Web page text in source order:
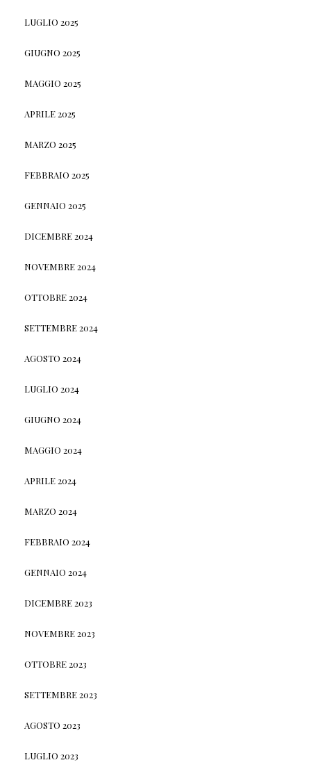
LUGLIO 2025
GIUGNO 2025
MAGGIO 2025
APRILE 2025
MARZO 2025
FEBBRAIO 2025
GENNAIO 2025
DICEMBRE 2024
NOVEMBRE 2024
OTTOBRE 2024
SETTEMBRE 2024
AGOSTO 2024
LUGLIO 2024
GIUGNO 2024
MAGGIO 2024
APRILE 2024
MARZO 2024
FEBBRAIO 2024
GENNAIO 2024
DICEMBRE 2023
NOVEMBRE 2023
OTTOBRE 2023
SETTEMBRE 2023
AGOSTO 2023
LUGLIO 2023